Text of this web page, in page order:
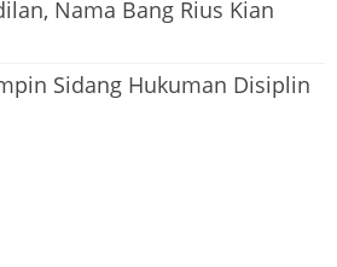
Nama Bang Rius Kian
Sidang Hukuman Disiplin